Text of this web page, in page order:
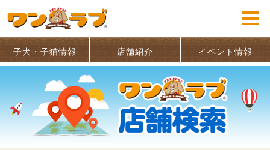
子犬・子猫情報 店舗紹介 イベント情報